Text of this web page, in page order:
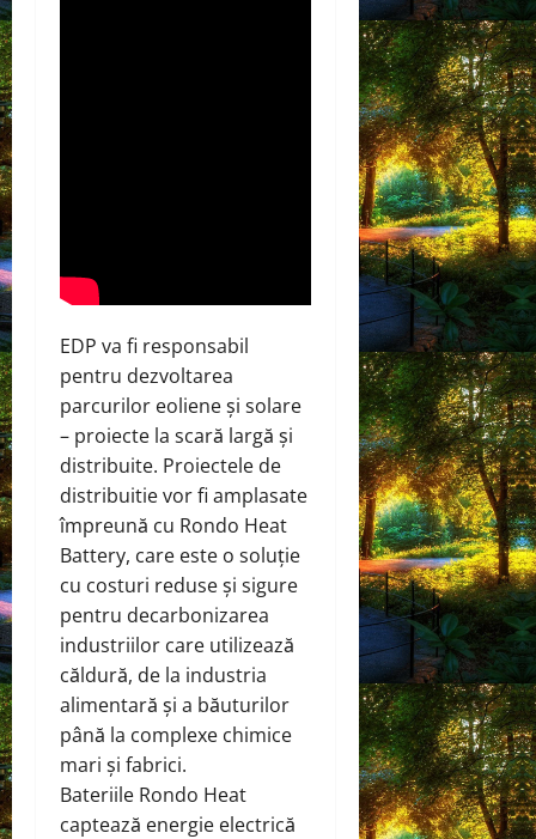
EDP ​​va fi responsabil
pentru dezvoltarea
parcurilor eoliene și solare
– proiecte la scară largă și
distribuite. Proiectele de
distribuitie vor fi amplasate
împreună cu Rondo Heat
Battery, care este o soluție
cu costuri reduse și sigure
pentru decarbonizarea
industriilor care utilizează
căldură, de la industria
alimentară și a băuturilor
până la complexe chimice
mari și fabrici.
Bateriile Rondo Heat
captează energie electrică